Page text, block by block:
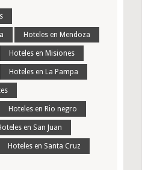
Hoteles en Mendoza
Hoteles en Misiones
Hoteles en La Pampa
Hoteles en Rio negro
en San Juan
Hoteles en Santa Cruz